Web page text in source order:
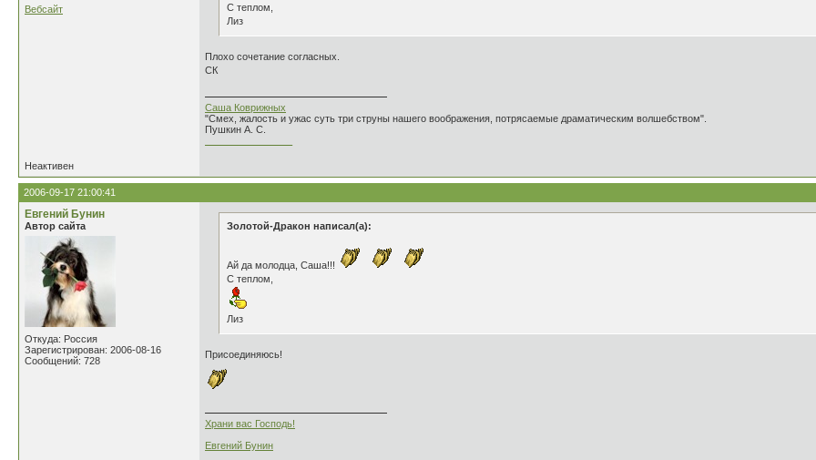
Вебсайт
С теплом,
Лиз
Плохо сочетание согласных.
СК
Саша Коврижных
"Смех, жалость и ужас суть три струны нашего воображения, потрясаемые драматическим волшебством".
Пушкин А. С.
Неактивен
2006-09-17 21:00:41
Евгений Бунин
Автор сайта
Откуда: Россия
Зарегистрирован: 2006-08-16
Сообщений: 728
Золотой-Дракон написал(а):
Ай да молодца, Саша!!!
С теплом,
Лиз
Присоединяюсь!
Храни вас Господь!
Евгений Бунин